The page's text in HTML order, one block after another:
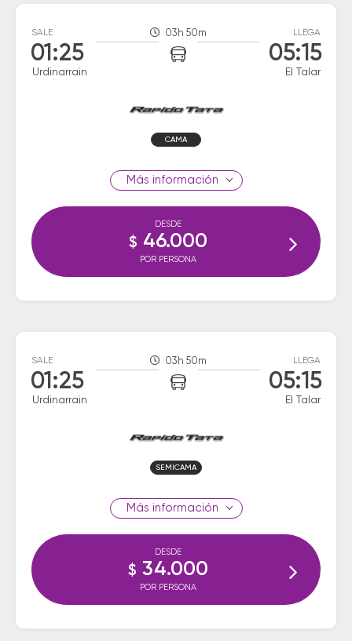
SALE
01:25
Urdinarrain
03h 50m LLEGA
05:15
El Talar
CAMA
información
DESDE
$ 46.000
POR PERSONA
SALE
01:25
Urdinarrain
03h 50m LLEGA
05:15
El Talar
SEMICAMA
información
DESDE
$ 34.000
POR PERSONA